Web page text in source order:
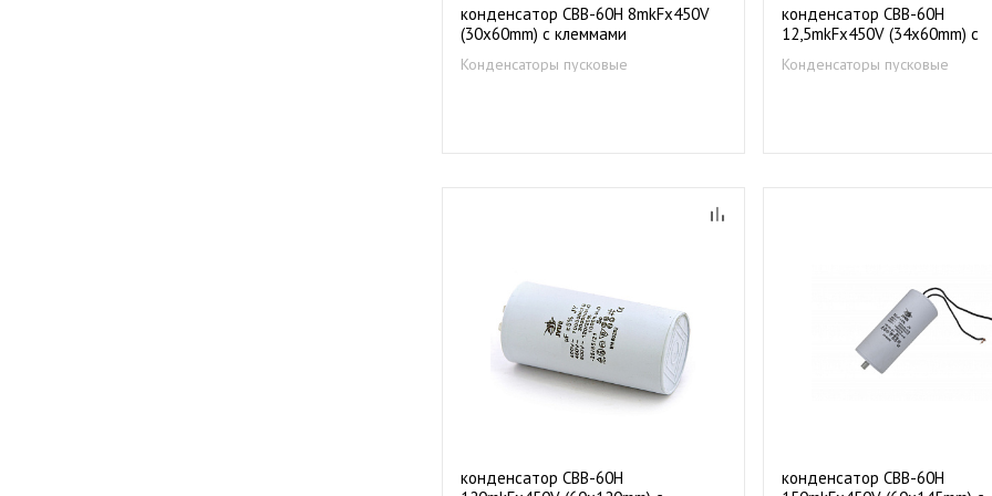
конденсатор CBB-60Н 8mkFх450V
(30х60mm) c клеммами
Конденсаторы пусковые
конденсатор CBB-60Н
12,5mkFх450V (34х60mm) c
клеммами
Конденсаторы пусковые
конденсатор CBB-60Н
конденсатор CBB-60Н